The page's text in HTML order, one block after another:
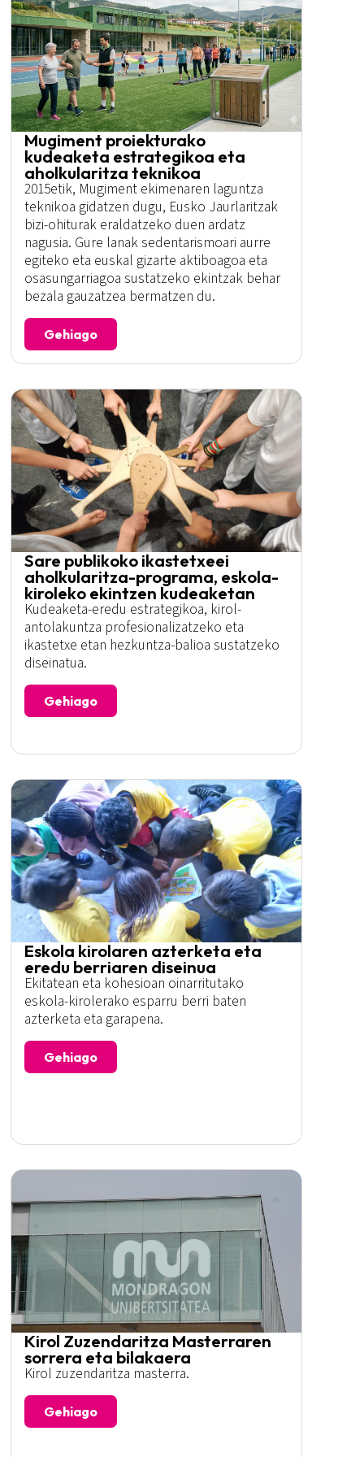
Mugiment proiekturako
kudeaketa estrategikoa eta
aholkularitza teknikoa
2015etik, Mugiment ekimenaren laguntza
teknikoa gidatzen dugu, Eusko Jaurlaritzak
bizi-ohiturak eraldatzeko duen ardatz
nagusia. Gure lanak sedentarismoari aurre
egiteko eta euskal gizarte aktiboagoa eta
osasungarriagoa sustatzeko ekintzak behar
bezala gauzatzea bermatzen du.
Gehiago
Sare publikoko ikastetxeei
aholkularitza-programa, eskola-
kiroleko ekintzen kudeaketan
Kudeaketa-eredu estrategikoa, kirol-
antolakuntza profesionalizatzeko eta
ikastetxe etan hezkuntza-balioa sustatzeko
diseinatua.
Gehiago
Eskola kirolaren azterketa eta
eredu berriaren diseinua
Ekitatean eta kohesioan oinarritutako
eskola-kirolerako esparru berri baten
azterketa eta garapena.
Gehiago
Kirol Zuzendaritza Masterraren
sorrera eta bilakaera
Kirol zuzendaritza masterra.
Gehiago